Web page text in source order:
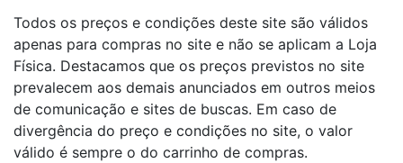
Todos os preços e condições deste site são válidos
apenas para compras no site e não se aplicam a Loja
Física. Destacamos que os preços previstos no site
prevalecem aos demais anunciados em outros meios
de comunicação e sites de buscas. Em caso de
divergência do preço e condições no site, o valor
válido é sempre o do carrinho de compras.